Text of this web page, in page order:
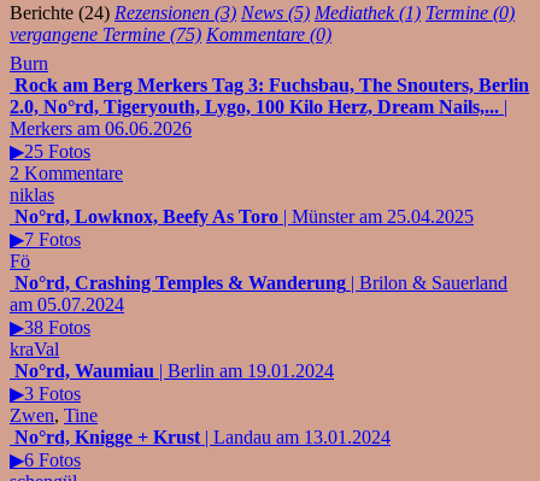
Berichte (24) Rezensionen (3) News (5) Mediathek (1) Termine (0)
vergangene Termine (75) Kommentare (0)
Burn
Rock am Berg Merkers Tag 3: Fuchsbau, The Snouters, Berlin
2.0, No°rd, Tigeryouth, Lygo, 100 Kilo Herz, Dream Nails,... |
Merkers am 06.06.2026
▶25 Fotos
2 Kommentare
niklas
No°rd, Lowknox, Beefy As Toro | Münster am 25.04.2025
▶7 Fotos
Fö
No°rd, Crashing Temples & Wanderung | Brilon & Sauerland
am 05.07.2024
▶38 Fotos
kraVal
No°rd, Waumiau | Berlin am 19.01.2024
▶3 Fotos
Zwen, Tine
No°rd, Knigge + Krust | Landau am 13.01.2024
▶6 Fotos